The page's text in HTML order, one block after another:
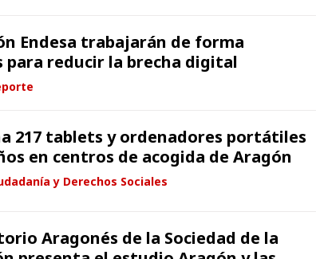
Endesa trabajarán de forma
reducir la brecha digital
217 tablets y ordenadores portátiles
en centros de acogida de Aragón
y Derechos Sociales
Aragonés de la Sociedad de la